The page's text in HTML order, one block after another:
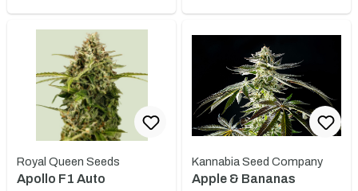
Royal Queen Seeds
Apollo F1 Auto
Kannabia Seed Company
Apple & Bananas